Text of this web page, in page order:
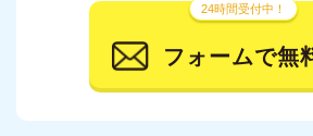
24時間受付中！
フォームで無